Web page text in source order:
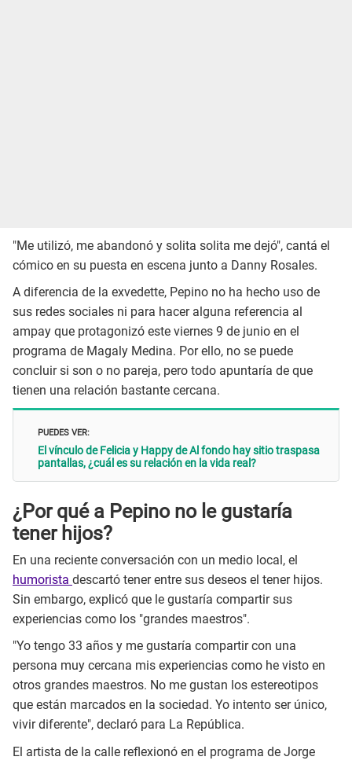
"Me utilizó, me abandonó y solita solita me dejó", cantá el
cómico en su puesta en escena junto a Danny Rosales.
A diferencia de la exvedette, Pepino no ha hecho uso de
sus redes sociales ni para hacer alguna referencia al
ampay que protagonizó este viernes 9 de junio en el
programa de Magaly Medina. Por ello, no se puede
concluir si son o no pareja, pero todo apuntaría de que
tienen una relación bastante cercana.
PUEDES VER:
El vínculo de Felicia y Happy de Al fondo hay sitio traspasa
pantallas, ¿cuál es su relación en la vida real?
¿Por qué a Pepino no le gustaría
tener hijos?
En una reciente conversación con un medio local, el
humorista descartó tener entre sus deseos el tener hijos.
Sin embargo, explicó que le gustaría compartir sus
experiencias como los "grandes maestros".
"Yo tengo 33 años y me gustaría compartir con una
persona muy cercana mis experiencias como he visto en
otros grandes maestros. No me gustan los estereotipos
que están marcados en la sociedad. Yo intento ser único,
vivir diferente", declaró para La República.
El artista de la calle reflexionó en el programa de Jorge